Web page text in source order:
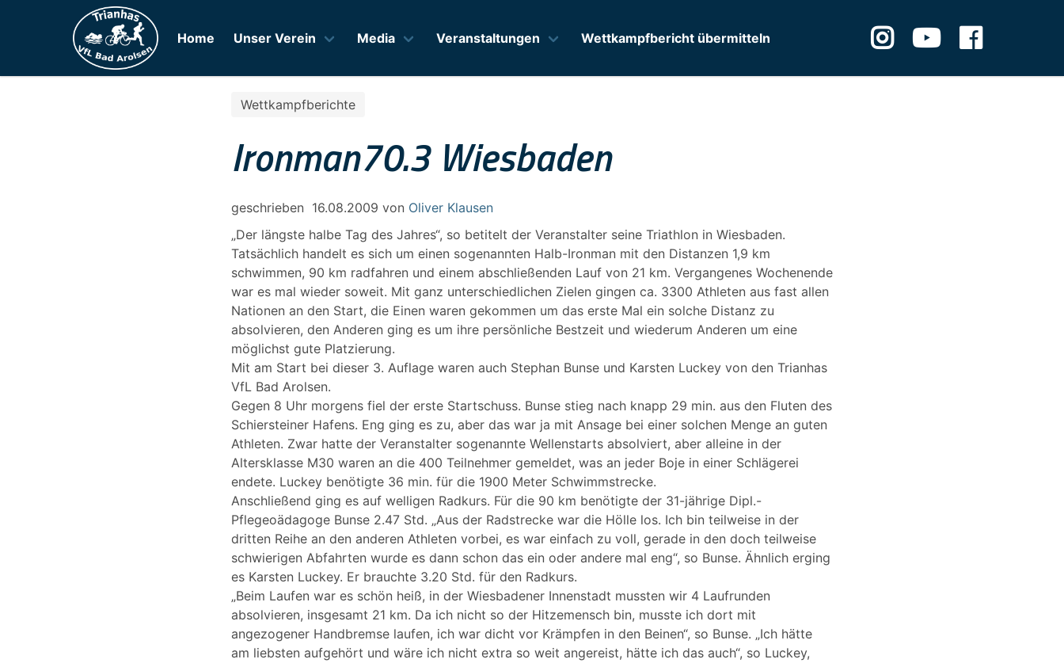
Home Unser Verein Media Veranstaltungen Wettkampfbericht übermitteln
Wettkampfberichte
Ironman70.3 Wiesbaden
geschrieben 16.08.2009 von Oliver Klausen
„Der längste halbe Tag des Jahres“, so betitelt der Veranstalter seine Triathlon in Wiesbaden.
Tatsächlich handelt es sich um einen sogenannten Halb-Ironman mit den Distanzen 1,9 km
schwimmen, 90 km radfahren und einem abschließenden Lauf von 21 km. Vergangenes Wochenende
war es mal wieder soweit. Mit ganz unterschiedlichen Zielen gingen ca. 3300 Athleten aus fast allen
Nationen an den Start, die Einen waren gekommen um das erste Mal ein solche Distanz zu
absolvieren, den Anderen ging es um ihre persönliche Bestzeit und wiederum Anderen um eine
möglichst gute Platzierung.
Mit am Start bei dieser 3. Auflage waren auch Stephan Bunse und Karsten Luckey von den Trianhas
VfL Bad Arolsen.
Gegen 8 Uhr morgens fiel der erste Startschuss. Bunse stieg nach knapp 29 min. aus den Fluten des
Schiersteiner Hafens. Eng ging es zu, aber das war ja mit Ansage bei einer solchen Menge an guten
Athleten. Zwar hatte der Veranstalter sogenannte Wellenstarts absolviert, aber alleine in der
Altersklasse M30 waren an die 400 Teilnehmer gemeldet, was an jeder Boje in einer Schlägerei
endete. Luckey benötigte 36 min. für die 1900 Meter Schwimmstrecke.
Anschließend ging es auf welligen Radkurs. Für die 90 km benötigte der 31-jährige Dipl.-
Pflegeoädagoge Bunse 2.47 Std. „Aus der Radstrecke war die Hölle los. Ich bin teilweise in der
dritten Reihe an den anderen Athleten vorbei, es war einfach zu voll, gerade in den doch teilweise
schwierigen Abfahrten wurde es dann schon das ein oder andere mal eng“, so Bunse. Ähnlich erging
es Karsten Luckey. Er brauchte 3.20 Std. für den Radkurs.
„Beim Laufen war es schön heiß, in der Wiesbadener Innenstadt mussten wir 4 Laufrunden
absolvieren, insgesamt 21 km. Da ich nicht so der Hitzemensch bin, musste ich dort mit
angezogener Handbremse laufen, ich war dicht vor Krämpfen in den Beinen“, so Bunse. „Ich hätte
am liebsten aufgehört und wäre ich nicht extra so weit angereist, hätte ich das auch“, so Luckey,